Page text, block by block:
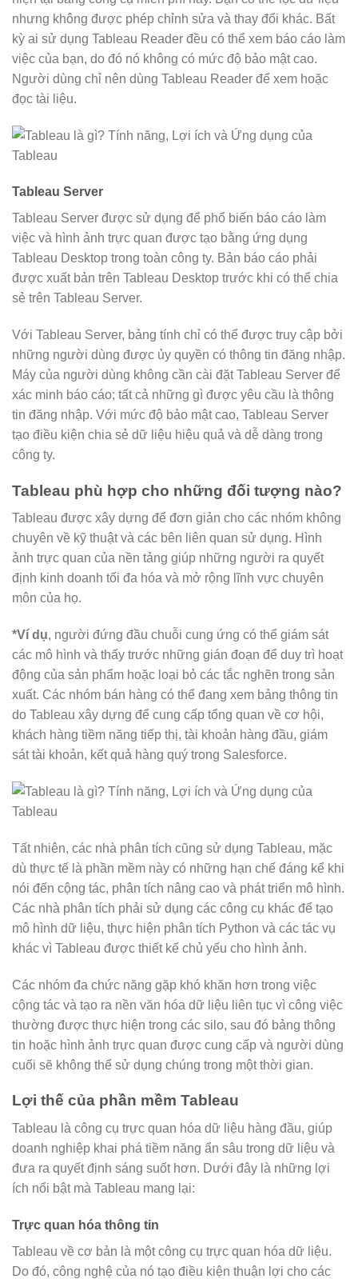
nhưng không được phép chỉnh sửa và thay đổi khác. Bất
kỳ ai sử dụng Tableau Reader đều có thể xem báo cáo làm
việc của bạn, do đó nó không có mức độ bảo mật cao.
Người dùng chỉ nên dùng Tableau Reader để xem hoặc
đọc tài liệu.
Tableau Server
Tableau Server được sử dụng để phổ biến báo cáo làm
việc và hình ảnh trực quan được tạo bằng ứng dụng
Tableau Desktop trong toàn công ty. Bản báo cáo phải
được xuất bản trên Tableau Desktop trước khi có thể chia
sẻ trên Tableau Server.
Với Tableau Server, bảng tính chỉ có thể được truy cập bởi
những người dùng được ủy quyền có thông tin đăng nhập.
Máy của người dùng không cần cài đặt Tableau Server để
xác minh báo cáo; tất cả những gì được yêu cầu là thông
tin đăng nhập. Với mức độ bảo mật cao, Tableau Server
tạo điều kiện chia sẻ dữ liệu hiệu quả và dễ dàng trong
công ty.
Tableau phù hợp cho những đối tượng nào?
Tableau được xây dựng để đơn giản cho các nhóm không
chuyên về kỹ thuật và các bên liên quan sử dụng. Hình
ảnh trực quan của nền tảng giúp những người ra quyết
định kinh doanh tối đa hóa và mở rộng lĩnh vực chuyên
môn của họ.
*Ví dụ, người đứng đầu chuỗi cung ứng có thể giám sát
các mô hình và thấy trước những gián đoạn để duy trì hoạt
động của sản phẩm hoặc loại bỏ các tắc nghẽn trong sản
xuất. Các nhóm bán hàng có thể đang xem bảng thông tin
do Tableau xây dựng để cung cấp tổng quan về cơ hội,
khách hàng tiềm năng tiếp thị, tài khoản hàng đầu, giám
sát tài khoản, kết quả hàng quý trong Salesforce.
Tất nhiên, các nhà phân tích cũng sử dụng Tableau, mặc
dù thực tế là phần mềm này có những hạn chế đáng kể khi
nói đến cộng tác, phân tích nâng cao và phát triển mô hình.
Các nhà phân tích phải sử dụng các công cụ khác để tạo
mô hình dữ liệu, thực hiện phân tích Python và các tác vụ
khác vì Tableau được thiết kế chủ yếu cho hình ảnh.
Các nhóm đa chức năng gặp khó khăn hơn trong việc
cộng tác và tạo ra nền văn hóa dữ liệu liên tục vì công việc
thường được thực hiện trong các silo, sau đó bảng thông
tin hoặc hình ảnh trực quan được cung cấp và người dùng
cuối sẽ không thể sử dụng chúng trong một thời gian.
Lợi thế của phần mềm Tableau
Tableau là công cụ trực quan hóa dữ liệu hàng đầu, giúp
doanh nghiệp khai phá tiềm năng ẩn sâu trong dữ liệu và
đưa ra quyết định sáng suốt hơn. Dưới đây là những lợi
ích nổi bật mà Tableau mang lại:
Trực quan hóa thông tin
Tableau về cơ bản là một công cụ trực quan hóa dữ liệu.
Do đó, công nghệ của nó tạo điều kiện thuận lợi cho các